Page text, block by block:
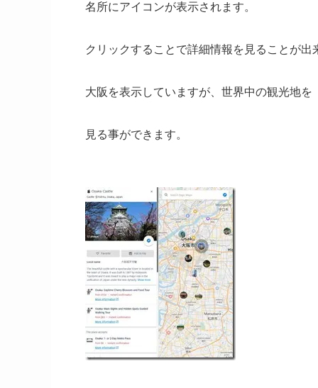
名所にアイコンが表示されます。
クリックすることで詳細情報を見ることが出
大阪を表示していますが、世界中の観光地を
見る事ができます。